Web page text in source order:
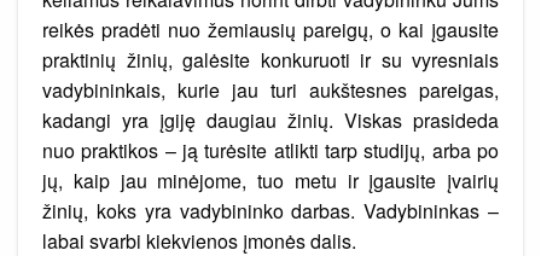
reikės pradėti nuo žemiausių pareigų, o kai įgausite
praktinių žinių, galėsite konkuruoti ir su vyresniais
vadybininkais, kurie jau turi aukštesnes pareigas,
kadangi yra įgiję daugiau žinių. Viskas prasideda
nuo praktikos – ją turėsite atlikti tarp studijų, arba po
jų, kaip jau minėjome, tuo metu ir įgausite įvairių
žinių, koks yra vadybininko darbas. Vadybininkas –
labai svarbi kiekvienos įmonės dalis.